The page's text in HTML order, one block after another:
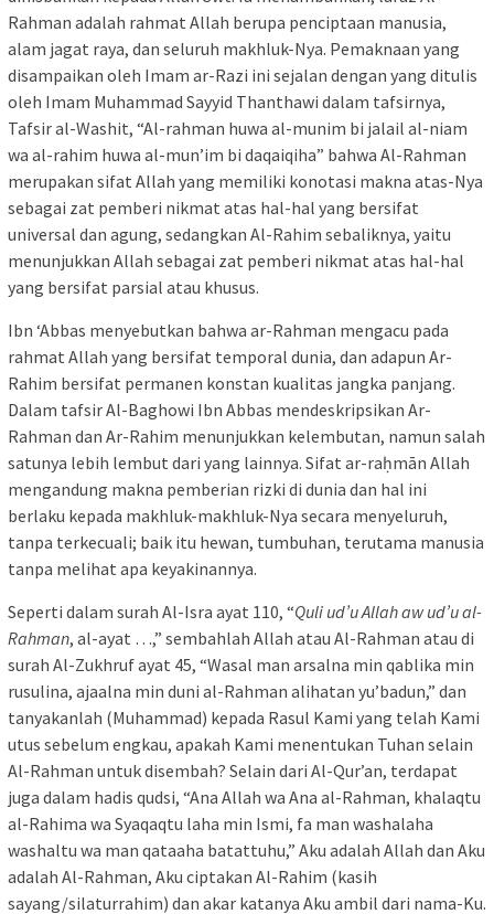
Rahman adalah rahmat Allah berupa penciptaan manusia,
alam jagat raya, dan seluruh makhluk-Nya. Pemaknaan yang
disampaikan oleh Imam ar-Razi ini sejalan dengan yang ditulis
oleh Imam Muhammad Sayyid Thanthawi dalam tafsirnya,
Tafsir al-Washit, “Al-rahman huwa al-munim bi jalail al-niam
wa al-rahim huwa al-mun’im bi daqaiqiha” bahwa Al-Rahman
merupakan sifat Allah yang memiliki konotasi makna atas-Nya
sebagai zat pemberi nikmat atas hal-hal yang bersifat
universal dan agung, sedangkan Al-Rahim sebaliknya, yaitu
menunjukkan Allah sebagai zat pemberi nikmat atas hal-hal
yang bersifat parsial atau khusus.
Ibn ‘Abbas menyebutkan bahwa ar-Rahman mengacu pada
rahmat Allah yang bersifat temporal dunia, dan adapun Ar-
Rahim bersifat permanen konstan kualitas jangka panjang.
Dalam tafsir Al-Baghowi Ibn Abbas mendeskripsikan Ar-
Rahman dan Ar-Rahim menunjukkan kelembutan, namun salah
satunya lebih lembut dari yang lainnya. Sifat ar-raḥmān Allah
mengandung makna pemberian rizki di dunia dan hal ini
berlaku kepada makhluk-makhluk-Nya secara menyeluruh,
tanpa terkecuali; baik itu hewan, tumbuhan, terutama manusia
tanpa melihat apa keyakinannya.
Seperti dalam surah Al-Isra ayat 110, “Quli ud’u Allah aw ud’u al-
Rahman, al-ayat …,” sembahlah Allah atau Al-Rahman atau di
surah Al-Zukhruf ayat 45, “Wasal man arsalna min qablika min
rusulina, ajaalna min duni al-Rahman alihatan yu’badun,” dan
tanyakanlah (Muhammad) kepada Rasul Kami yang telah Kami
utus sebelum engkau, apakah Kami menentukan Tuhan selain
Al-Rahman untuk disembah? Selain dari Al-Qur’an, terdapat
juga dalam hadis qudsi, “Ana Allah wa Ana al-Rahman, khalaqtu
al-Rahima wa Syaqaqtu laha min Ismi, fa man washalaha
washaltu wa man qataaha batattuhu,” Aku adalah Allah dan Aku
adalah Al-Rahman, Aku ciptakan Al-Rahim (kasih
sayang/silaturrahim) dan akar katanya Aku ambil dari nama-Ku.